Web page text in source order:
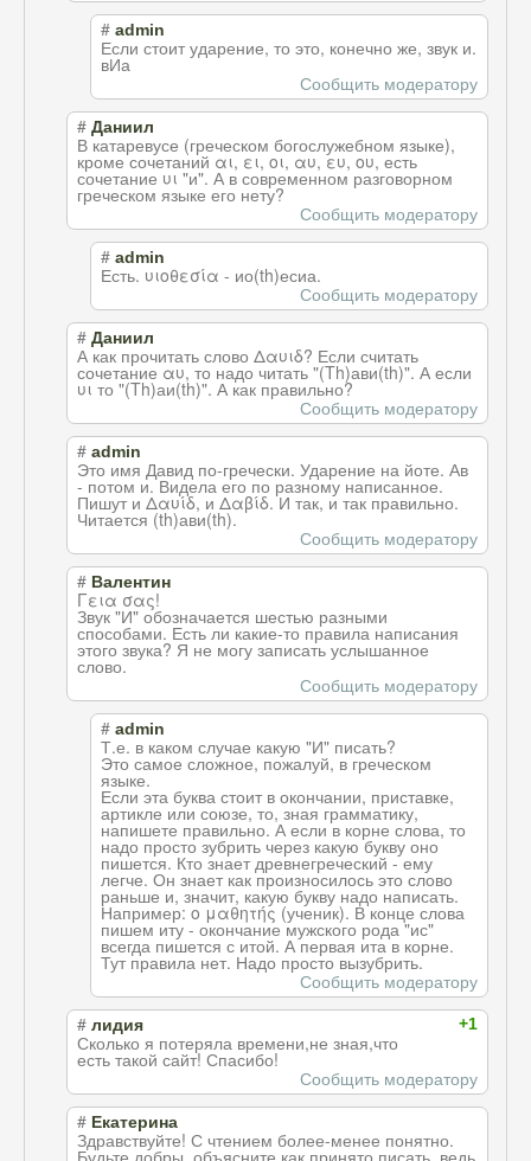
# admin
Если стоит ударение, то это, конечно же, звук и.
вИа
Сообщить модератору
# Даниил
В катаревусе (греческом богослужебном языке),
кроме сочетаний αι, ει, οι, αυ, ευ, ου, есть
сочетание υι "и". А в современном разговорном
греческом языке его нету?
Сообщить модератору
# admin
Есть. υιοθεσία - ио(th)есиа.
Сообщить модератору
# Даниил
А как прочитать слово Δαυιδ? Если считать
сочетание αυ, то надо читать "(Th)ави(th)". А если
υι то "(Th)аи(th)". А как правильно?
Сообщить модератору
# admin
Это имя Давид по-гречески. Ударение на йоте. Ав
- потом и. Видела его по разному написанное.
Пишут и Δαυίδ, и Δαβίδ. И так, и так правильно.
Читается (th)ави(th).
Сообщить модератору
# Валентин
Γεια σας!
Звук "И" обозначается шестью разными
способами. Есть ли какие-то правила написания
этого звука? Я не могу записать услышанное
слово.
Сообщить модератору
# admin
Т.е. в каком случае какую "И" писать?
Это самое сложное, пожалуй, в греческом
языке.
Если эта буква стоит в окончании, приставке,
артикле или союзе, то, зная грамматику,
напишете правильно. А если в корне слова, то
надо просто зубрить через какую букву оно
пишется. Кто знает древнегреческий - ему
легче. Он знает как произносилось это слово
раньше и, значит, какую букву надо написать.
Например: ο μαθητής (ученик). В конце слова
пишем иту - окончание мужского рода "ис"
всегда пишется с итой. А первая ита в корне.
Тут правила нет. Надо просто вызубрить.
Сообщить модератору
+1
# лидия
Сколько я потеряла времени,не зная,что
есть такой сайт! Спасибо!
Сообщить модератору
# Екатерина
Здравствуйте! С чтением более-менее понятно.